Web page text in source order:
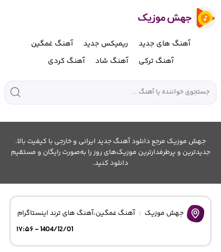
آهنگ های جدید ریمیکس جدید
آهنگ غمگین
آهنگ ترکی
آهنگ شاد آهنگ کردی
جهش موزیک مرجع دانلود آهنگ جدید ایرانی و خارجی با کیفیت بالا.
جدیدترین و پرطرفدارترین موزیک‌های روز را به‌صورت رایگان و مستقیم
دانلود کنید.
جهش موزیک آهنگ غمگین،آهنگ های ترند اینستاگرام
1404/12/01 - ۱۷:۵۶